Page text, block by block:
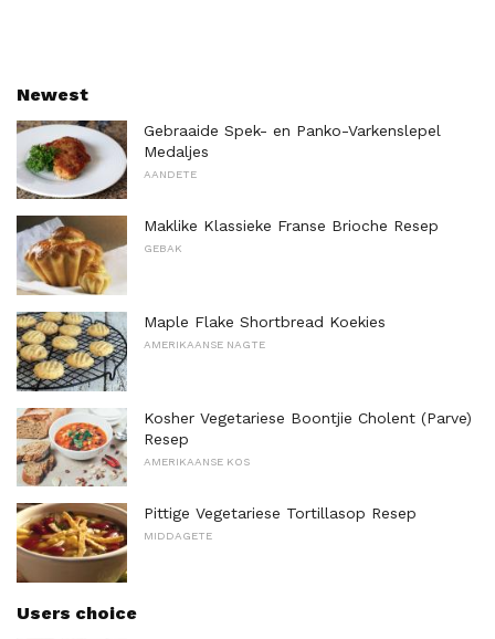
Newest
Gebraaide Spek- en Panko-Varkenslepel
Medaljes
AANDETE
Maklike Klassieke Franse Brioche Resep
GEBAK
Maple Flake Shortbread Koekies
AMERIKAANSE NAGTE
Kosher Vegetariese Boontjie Cholent (Parve)
Resep
AMERIKAANSE KOS
Pittige Vegetariese Tortillasop Resep
MIDDAGETE
Users choice